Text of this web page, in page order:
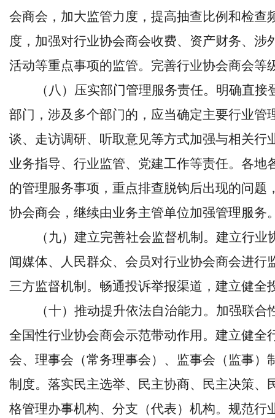
会商会，加大监管力度，提高抽查比例和检查
度，加强对行业协会商会收费、资产财务、
活动等重点事项的监管。完善行业协会商会等
（八）压实部门管理服务责任。明确直
部门，涉及多个部门的，应当确定主要行业管
谈、走访调研、听取意见等方式加强与相关行
业务指导、行业监管、党建工作等责任。各地
的管理服务事项，重点排查脱钩后出现的问题
协会商会，继续由业务主管单位加强管理服务
（九）建立完善社会监督机制。建立行
闻媒体、人民群众、会员对行业协会商会进行
三方监督机制。畅通投诉举报渠道，建立健全
（十）推动提升依法自治能力。加强联
全国性行业协会商会示范带动作用。建立健全
会、理事会（常务理事会）、监事会（监事）
制度。落实民主选举、民主协商、民主决策、
格管理办事机构、分支（代表）机构。规范行